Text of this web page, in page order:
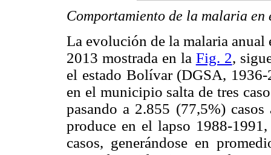
Comportamiento de la malaria
La evolución de la malaria
2013 mostrada en la Fig. 2,
el estado Bolívar (DGSA,
en el municipio salta de tres
pasando a 2.855 (77,5%)
produce en el lapso 1988-
casos, generándose en